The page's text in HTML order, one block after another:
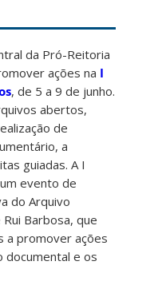
da Pró-Reitoria
ações na I
, de 5 a 9 de junho.
abertos,
de
a
guiadas. A I
evento de
do Arquivo
Rui Barbosa, que
a promover ações
documental e os